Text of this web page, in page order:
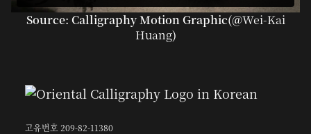
Source: Calligraphy Motion Graphic(@Wei-Kai
Huang)
고유번호 209-82-11380